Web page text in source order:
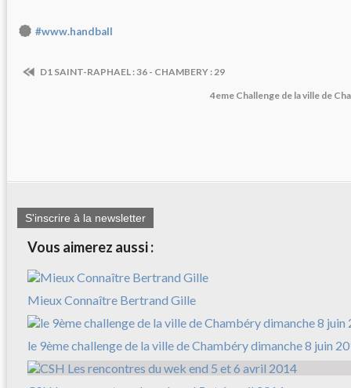
#www.handball
D1 SAINT-RAPHAEL : 36 - CHAMBERY : 29
4eme Challenge de la ville de
S'inscrire à la newsletter
Vous aimerez aussi :
Mieux Connaître Bertrand Gille
le 9ème challenge de la ville de Chambéry dimanche 8 juin